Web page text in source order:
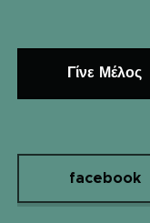
Γίνε Μέλος
facebook